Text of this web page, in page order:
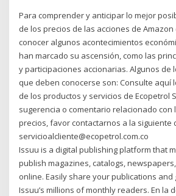
Para comprender y anticipar lo mejor
de los precios de las acciones de
conocer algunos acontecimientos
han marcado su ascensión, como las
y participaciones accionarias. Algunos de
que deben conocerse son: Consulte aquí
de los productos y servicios de Ecopetrol
sugerencia o comentario relacionado con
precios, favor contactarnos a la siguiente
servicioalcliente@ecopetrol.com.co
Issuu is a digital publishing platform that
publish magazines, catalogs,
online. Easily share your publications
Issuu’s millions of monthly readers. En la